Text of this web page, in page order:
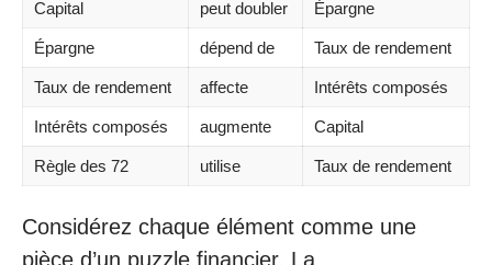
Capital peut doubler Épargne
Épargne dépend de Taux de rendement
Taux de rendement affecte Intérêts composés
Intérêts composés augmente Capital
Règle des 72 utilise Taux de rendement
Considérez chaque élément comme une
pièce d’un puzzle financier. La